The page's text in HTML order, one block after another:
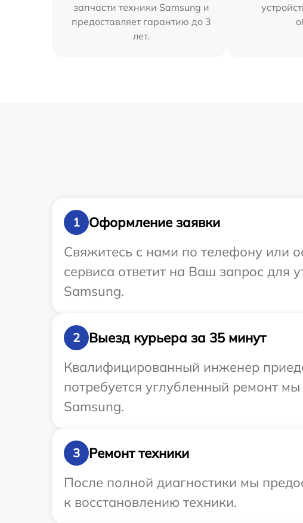
запчасти техники Samsung и
предоставляет гарантию до 3
лет.
1
Оформление заявки
Свяжитесь с нами по телефону или
сервиса ответит на Ваш запрос для
Samsung.
2
Выезд курьера за 35 минут
Квалифицированный инженер
потребуется углубленный ремонт
Samsung.
3
Ремонт техники
После полной диагностики мы
к восстановлению техники.